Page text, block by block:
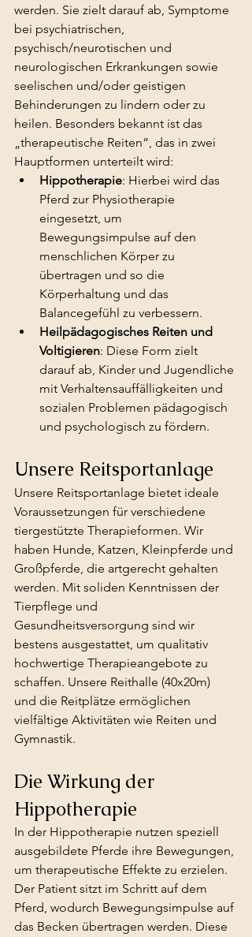
werden. Sie zielt darauf ab, Symptome
bei psychiatrischen,
psychisch/neurotischen und
neurologischen Erkrankungen sowie
seelischen und/oder geistigen
Behinderungen zu lindern oder zu
heilen. Besonders bekannt ist das
„therapeutische Reiten“, das in zwei
Hauptformen unterteilt wird:
Hippotherapie: Hierbei wird das
Pferd zur Physiotherapie
eingesetzt, um
Bewegungsimpulse auf den
menschlichen Körper zu
übertragen und so die
Körperhaltung und das
Balancegefühl zu verbessern.
Heilpädagogisches Reiten und
Voltigieren: Diese Form zielt
darauf ab, Kinder und Jugendliche
mit Verhaltensauffälligkeiten und
sozialen Problemen pädagogisch
und psychologisch zu fördern.
Unsere Reitsportanlage
Unsere Reitsportanlage bietet ideale
Voraussetzungen für verschiedene
tiergestützte Therapieformen. Wir
haben Hunde, Katzen, Kleinpferde und
Großpferde, die artgerecht gehalten
werden. Mit soliden Kenntnissen der
Tierpflege und
Gesundheitsversorgung sind wir
bestens ausgestattet, um qualitativ
hochwertige Therapieangebote zu
schaffen. Unsere Reithalle (40x20m)
und die Reitplätze ermöglichen
vielfältige Aktivitäten wie Reiten und
Gymnastik.
Die Wirkung der
Hippotherapie
In der Hippotherapie nutzen speziell
ausgebildete Pferde ihre Bewegungen,
um therapeutische Effekte zu erzielen.
Der Patient sitzt im Schritt auf dem
Pferd, wodurch Bewegungsimpulse auf
das Becken übertragen werden. Diese